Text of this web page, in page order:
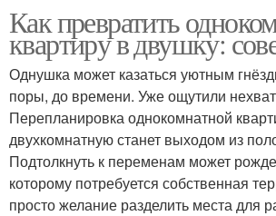
Как превратить
квартиру в двушку:
Однушка может казаться уютным
поры, до времени. Уже ощутили
Перепланировка однокомнатной
двухкомнатную станет выходом из
Подтолкнуть к переменам может
которому потребуется собственная
просто желание разделить места для